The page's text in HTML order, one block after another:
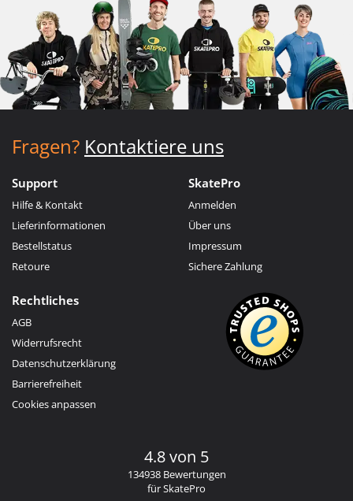
Fragen? Kontaktiere uns
Support
Hilfe & Kontakt
Lieferinformationen
Bestellstatus
Retoure
SkatePro
Anmelden
Über uns
Impressum
Sichere Zahlung
Rechtliches
AGB
Widerrufsrecht
Datenschutzerklärung
Barrierefreiheit
Cookies anpassen
4.8 von 5
134938 Bewertungen
für SkatePro